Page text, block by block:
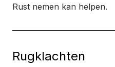
Rust nemen kan helpen.
Rugklachten